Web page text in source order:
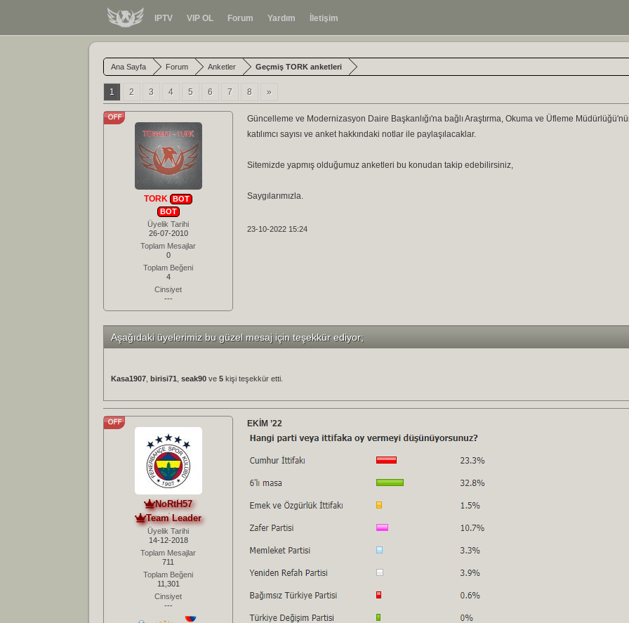
IPTV VIP OL Forum Yardım İletişim
Ana Sayfa Forum Anketler Geçmiş TORK anketleri
1 2 3 4 5 6 7 8 »
TORK BOT
BOT
Üyelik Tarihi
26-07-2010
Toplam Mesajlar
0
Toplam Beğeni
4
Cinsiyet
---
Güncelleme ve Modernizasyon Daire Başkanlığı'na bağlı Araştırma, Okuma ve Üfleme
katılımcı sayısı ve anket hakkındaki notlar ile paylaşılacaklar.
Sitemizde yapmış olduğumuz anketleri bu konudan takip edebilirsiniz,
Saygılarımızla.
23-10-2022 15:24
Aşağıdaki üyelerimiz bu güzel mesaj için teşekkür ediyor;
Kasa1907 birisi71 seak90 ve 5 kişi teşekkür etti.
NoRtH57
Team Leader
Üyelik Tarihi
14-12-2018
Toplam Mesajlar
711
Toplam Beğeni
11,301
Cinsiyet
---
EKİM ’22